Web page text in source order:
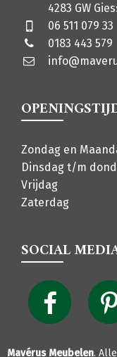
4283 GW
06 511 079 33
0183 443 579
Zondag en
Dinsdag t/m
Vrijdag
Zaterdag
SOCIAL
Mavérus Meubelen.